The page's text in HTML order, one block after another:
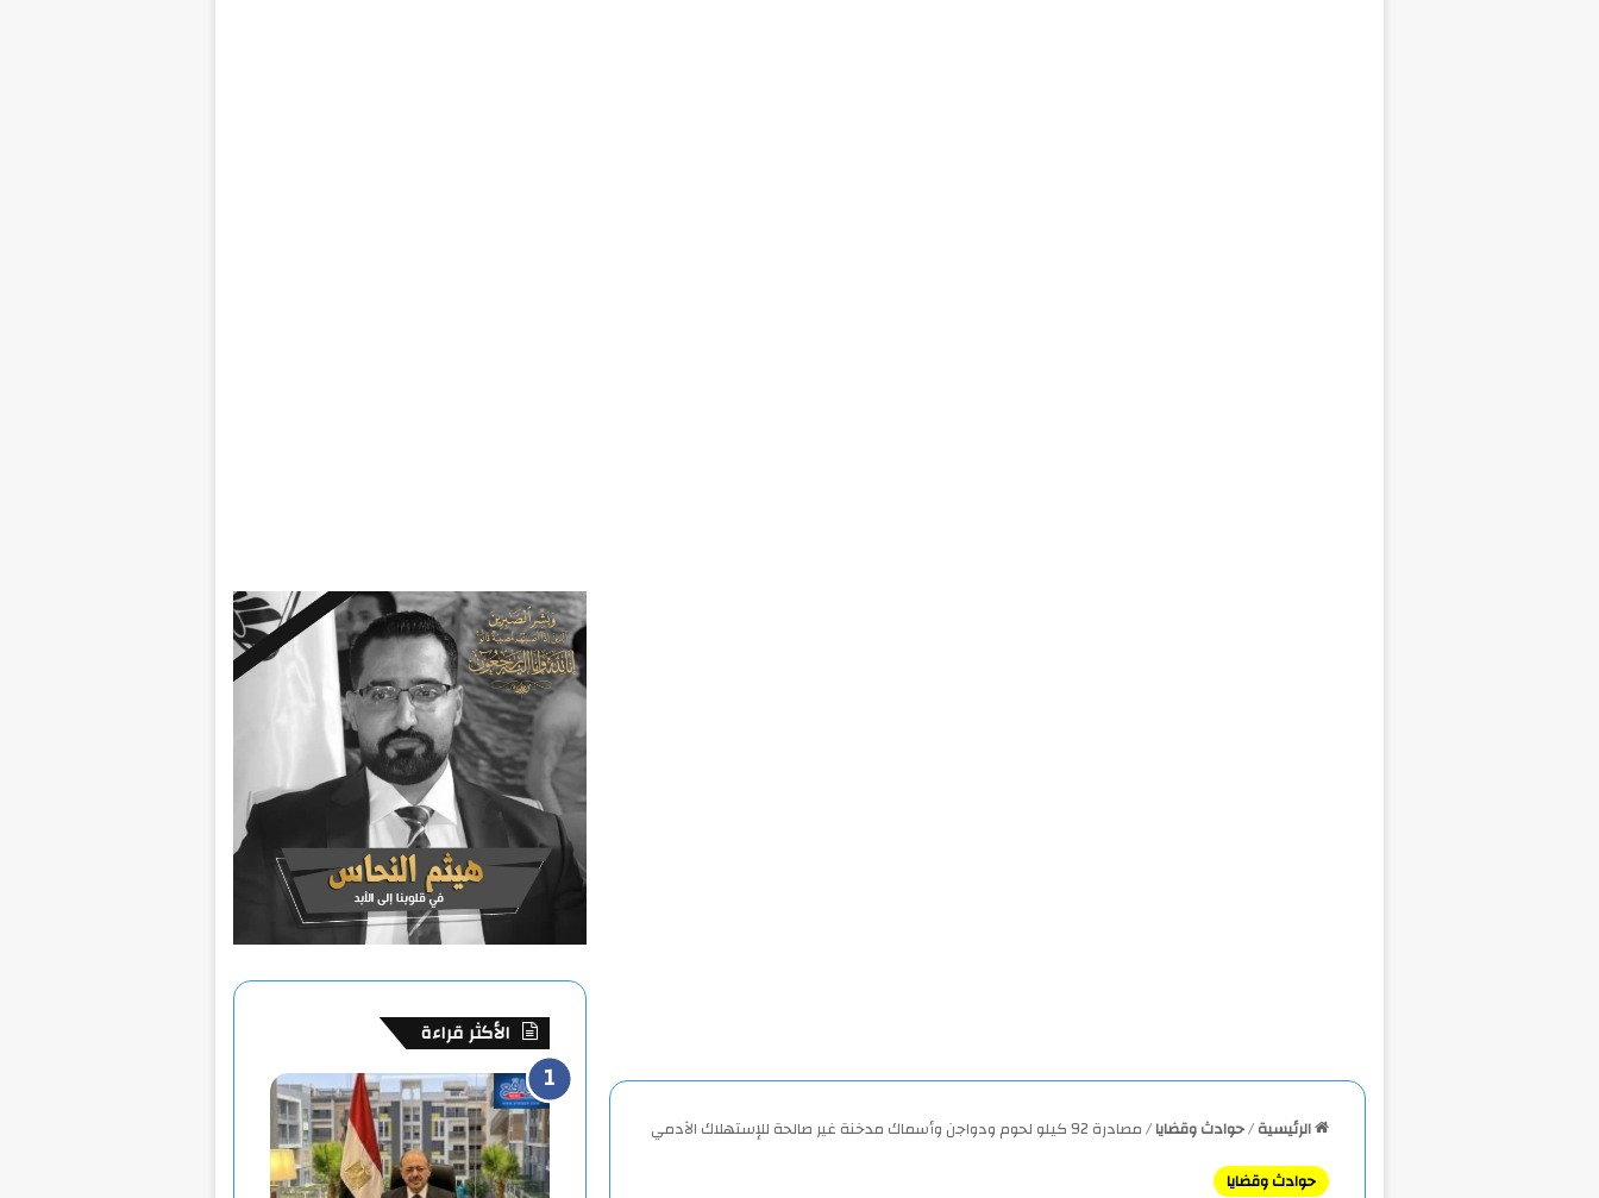
الرئيسية/حوادث وقضايا/مصادرة 92 كيلو لحوم ودواجن وأسماك مدخنة غير صالحة للإستهلاك الآدمي
حوادث وقضايا
الأكثر قراءة